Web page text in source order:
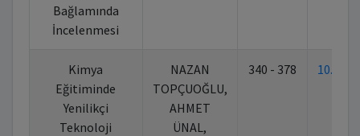
Bağlamında
İncelenmesi
Kimya
Eğitiminde
Yenilikçi
Teknoloji
NAZAN
TOPÇUOĞLU,
AHMET
ÜNAL,
340 - 378